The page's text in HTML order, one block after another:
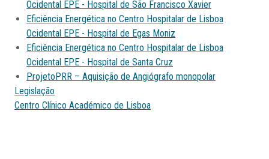
Ocidental EPE - Hospital de São Francisco Xavier
Eficiência Energética no Centro Hospitalar de Lisboa
Ocidental EPE - Hospital de Egas Moniz
Eficiência Energética no Centro Hospitalar de Lisboa
Ocidental EPE - Hospital de Santa Cruz
ProjetoPRR – Aquisição de Angiógrafo monopolar
Legislação
Centro Clínico Académico de Lisboa